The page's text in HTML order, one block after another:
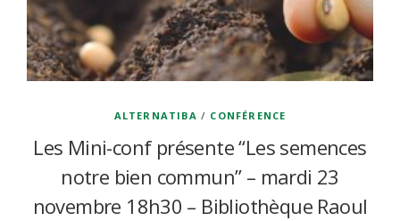
ALTERNATIBA / CONFÉRENCE
Les Mini-conf présente “Les semences
notre bien commun” – mardi 23
novembre 18h30 – Bibliothèque Raoul